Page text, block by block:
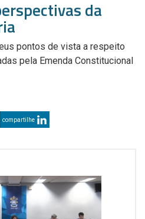
da
pontos de vista a respeito
pela Emenda Constitucional
compartilhe